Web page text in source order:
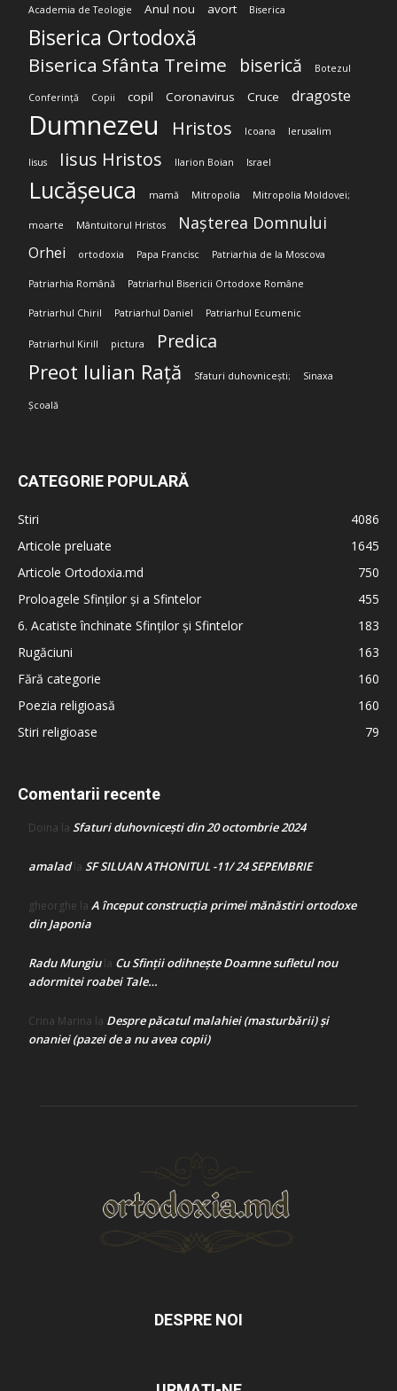
Academia de Teologie Anul nou avort Biserica
Biserica Ortodoxă
Biserica Sfânta Treime biserică Botezul
Conferință Copii copil Coronavirus Cruce dragoste
Dumnezeu Hristos Icoana Ierusalim
Iisus Iisus Hristos Ilarion Boian Israel
Lucășeuca mamă Mitropolia Mitropolia Moldovei;
moarte Mântuitorul Hristos Nașterea Domnului
Orhei ortodoxia Papa Francisc Patriarhia de la Moscova
Patriarhia Română Patriarhul Bisericii Ortodoxe Române
Patriarhul Chiril Patriarhul Daniel Patriarhul Ecumenic
Patriarhul Kirill pictura Predica
Preot Iulian Rață Sfaturi duhovnicești; Sinaxa
Școală
CATEGORIE POPULARĂ
Stiri
4086
Articole preluate
1645
Articole Ortodoxia.md
750
Proloagele Sfinților și a Sfintelor
455
6. Acatiste închinate Sfinților și Sfintelor
183
Rugăciuni
163
Fără categorie
160
Poezia religioasă
160
Stiri religioase
79
Comentarii recente
Doina la Sfaturi duhovnicești din 20 octombrie 2024
amaladla SF SILUAN ATHONITUL -11/ 24 SEPEMBRIE
gheorghe la A început construcţia primei mănăstiri ortodoxe
din Japonia
Radu Mungiula Cu Sfinții odihnește Doamne sufletul nou
adormitei roabei Tale…
Crina Marina la Despre păcatul malahiei (masturbării) şi
onaniei (pazei de a nu avea copii)
DESPRE NOI